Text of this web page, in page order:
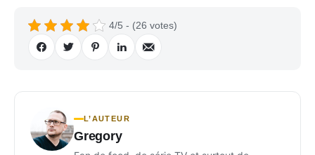
4/5 - (26 votes)
L’AUTEUR
Gregory